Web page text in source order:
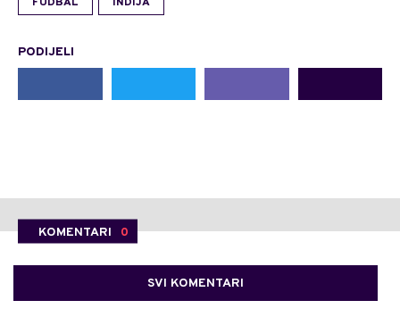
PODIJELI
KOMENTARI 0
SVI KOMENTARI